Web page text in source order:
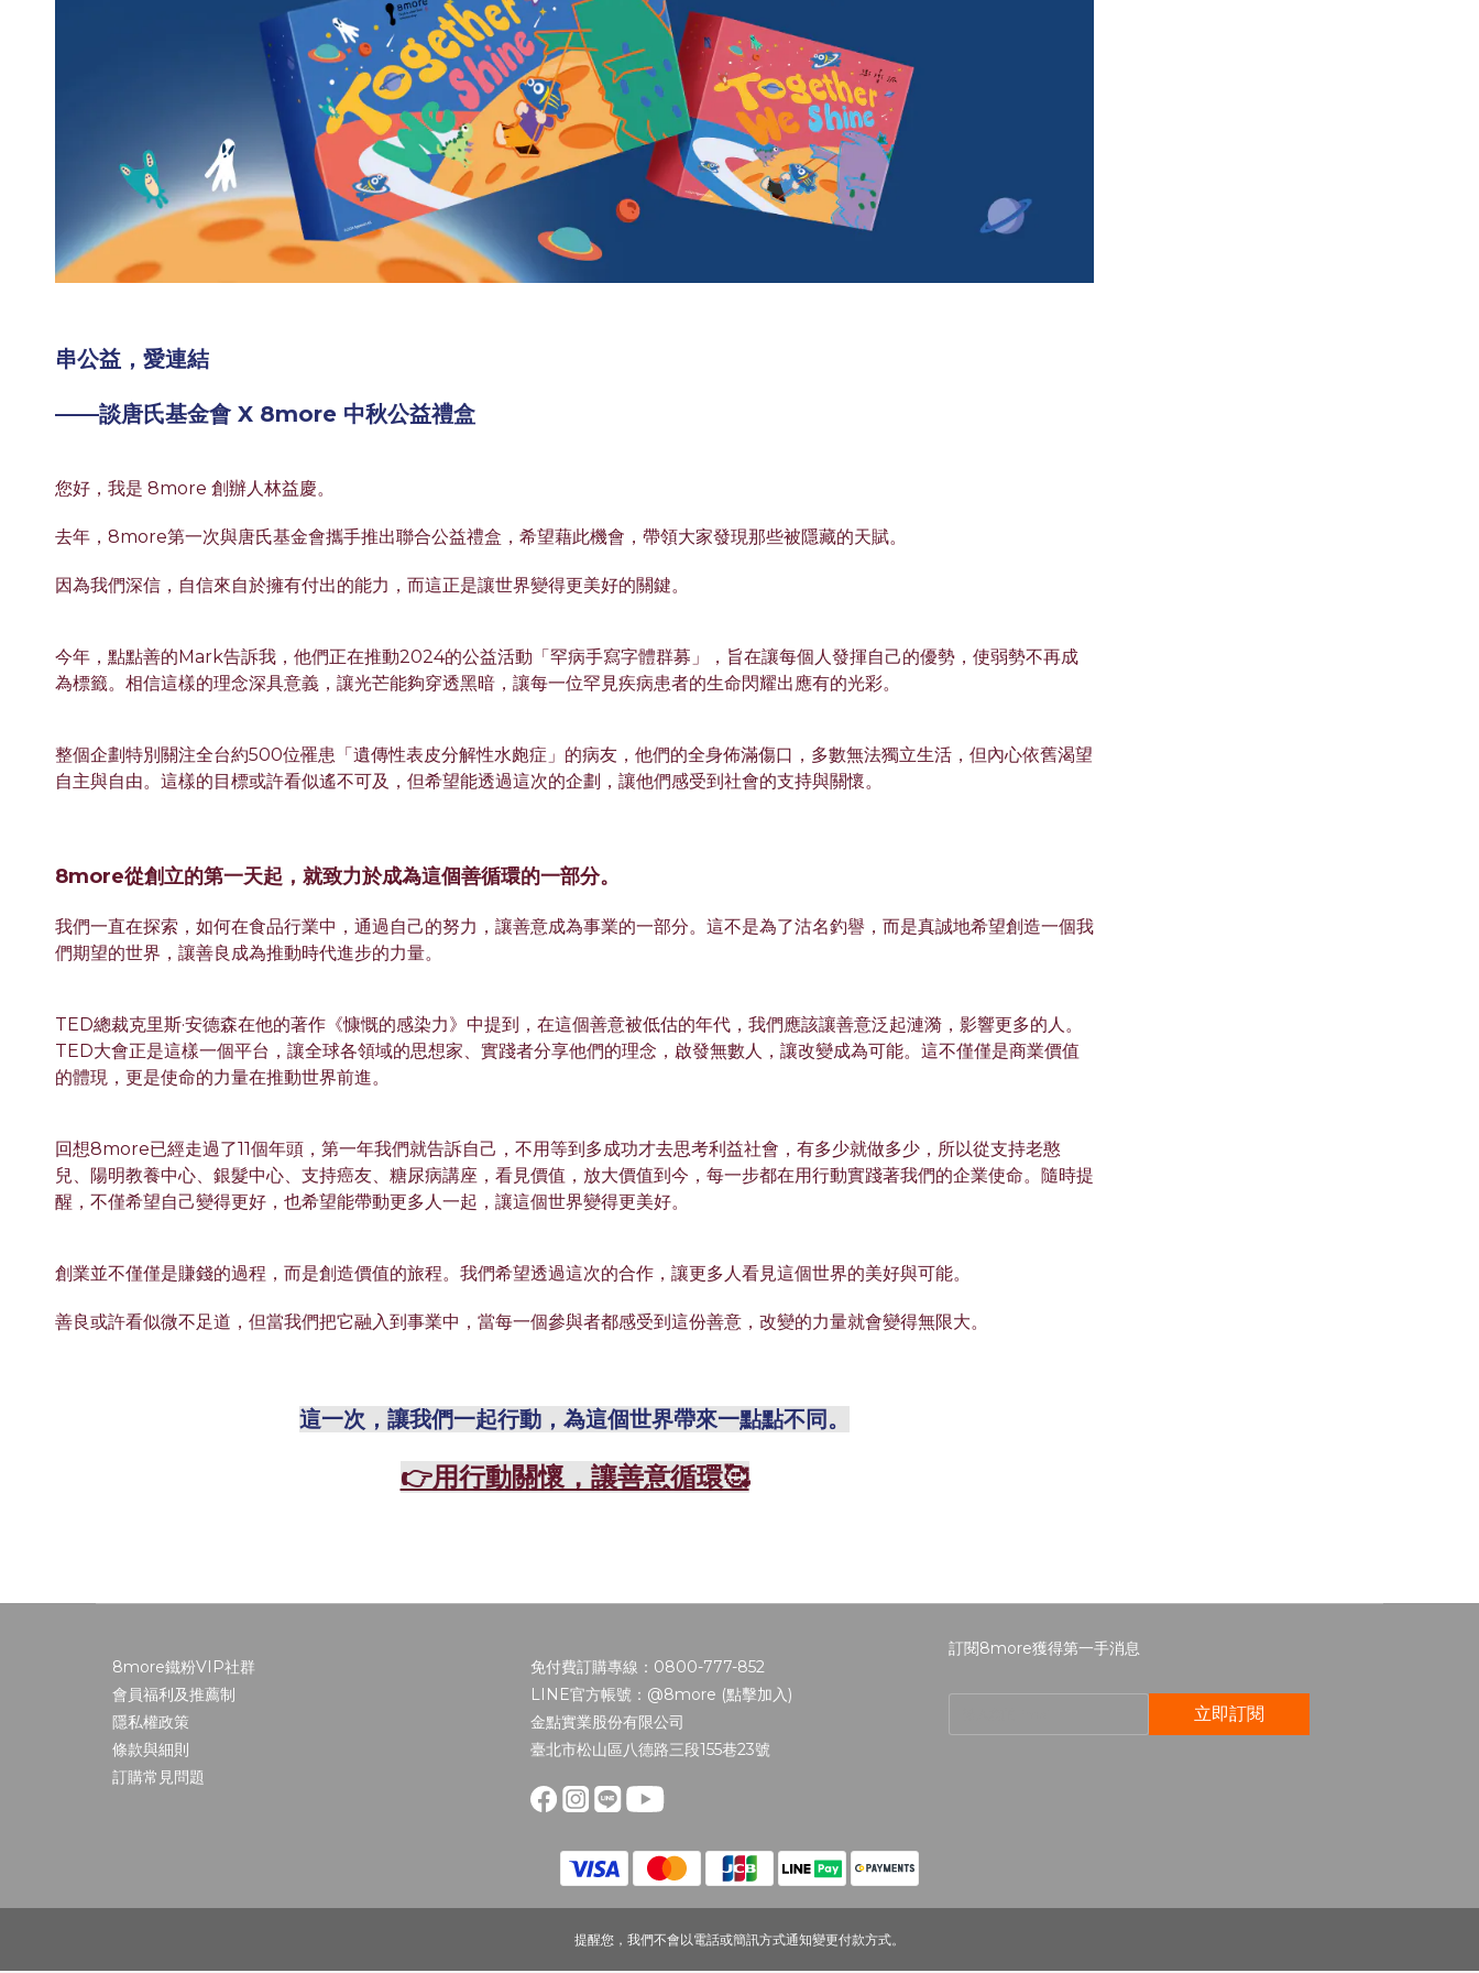
串公益，愛連結
——談唐氏基金會 X 8more 中秋公益禮盒
您好，我是 8more 創辦人林益慶。
去年，8more第一次與唐氏基金會攜手推出聯合公益禮盒，希望藉此機會，帶領大家發現那些被隱藏的天賦。
因為我們深信，自信來自於擁有付出的能力，而這正是讓世界變得更美好的關鍵。
今年，點點善的Mark告訴我，他們正在推動2024的公益活動「罕病手寫字體群募」，旨在讓每個人發揮自己的優勢，使弱勢不再成
為標籤。相信這樣的理念深具意義，讓光芒能夠穿透黑暗，讓每一位罕見疾病患者的生命閃耀出應有的光彩。
整個企劃特別關注全台約500位罹患「遺傳性表皮分解性水皰症」的病友，他們的全身佈滿傷口，多數無法獨立生活，但內心依舊渴望
自主與自由。這樣的目標或許看似遙不可及，但希望能透過這次的企劃，讓他們感受到社會的支持與關懷。
8more從創立的第一天起，就致力於成為這個善循環的一部分。
我們一直在探索，如何在食品行業中，通過自己的努力，讓善意成為事業的一部分。這不是為了沽名釣譽，而是真誠地希望創造一個我
們期望的世界，讓善良成為推動時代進步的力量。
TED總裁克里斯·安德森在他的著作《慷慨的感染力》中提到，在這個善意被低估的年代，我們應該讓善意泛起漣漪，影響更多的人。
TED大會正是這樣一個平台，讓全球各領域的思想家、實踐者分享他們的理念，啟發無數人，讓改變成為可能。這不僅僅是商業價值
的體現，更是使命的力量在推動世界前進。
回想8more已經走過了11個年頭，第一年我們就告訴自己，不用等到多成功才去思考利益社會，有多少就做多少，所以從支持老憨
兒、陽明教養中心、銀髮中心、支持癌友、糖尿病講座，看見價值，放大價值到今，每一步都在用行動實踐著我們的企業使命。隨時提
醒，不僅希望自己變得更好，也希望能帶動更多人一起，讓這個世界變得更美好。
創業並不僅僅是賺錢的過程，而是創造價值的旅程。我們希望透過這次的合作，讓更多人看見這個世界的美好與可能。
善良或許看似微不足道，但當我們把它融入到事業中，當每一個參與者都感受到這份善意，改變的力量就會變得無限大。
這一次，讓我們一起行動，為這個世界帶來一點點不同。
👉用行動關懷，讓善意循環🥰
8more鐵粉VIP社群
會員福利及推薦制
隱私權政策
條款與細則
訂購常見問題
免付費訂購專線：0800-777-852
LINE官方帳號：@8more (點擊加入)
金點實業股份有限公司
臺北市松山區八德路三段155巷23號
訂閱8more獲得第一手消息
立即訂閱
提醒您，我們不會以電話或簡訊方式通知變更付款方式。